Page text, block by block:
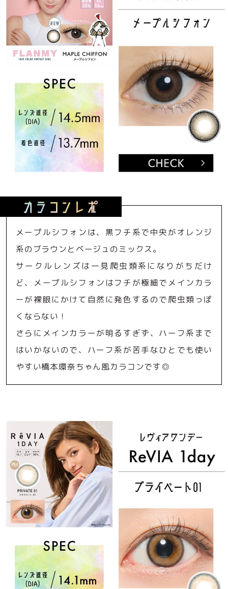
メープルシフォンは、黒フチ系で中央がオレンジ
系のブラウンとベージュのミックス。
サークルレンズは一見爬虫類系になりがちだけ
ど、メープルシフォンはフチが極細でメインカラ
ーが裸眼にかけて自然に発色するので爬虫類っぽ
くならない！
さらにメインカラーが明るすぎず、ハーフ系まで
はいかないので、ハーフ系が苦手なひとでも使い
やすい橋本環奈ちゃん風カラコンです◎